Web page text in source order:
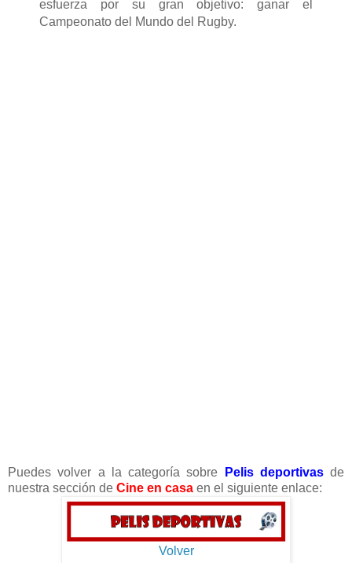
esfuerza por su gran objetivo: ganar el
Campeonato del Mundo del Rugby.
Puedes volver a la categoría sobre Pelis deportivasde
nuestra sección de Cine en casa en el siguiente enlace:
Volver